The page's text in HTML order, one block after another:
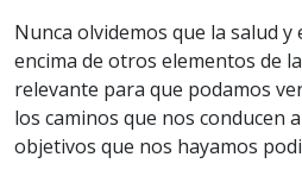
Nunca olvidemos que la salud
encima de otros elementos de
relevante para que podamos
los caminos que nos conducen
objetivos que nos hayamos